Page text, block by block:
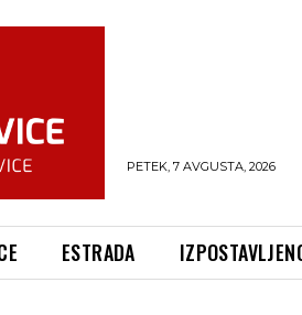
PETEK, 7 AVGUSTA, 2026
ESTRADA